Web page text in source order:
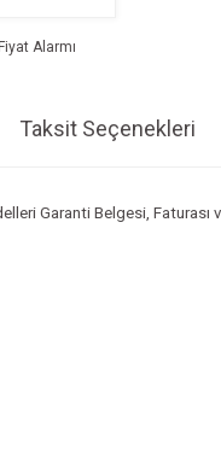
Fiyat Alarmı
Taksit Seçenekleri
Garanti Belgesi,